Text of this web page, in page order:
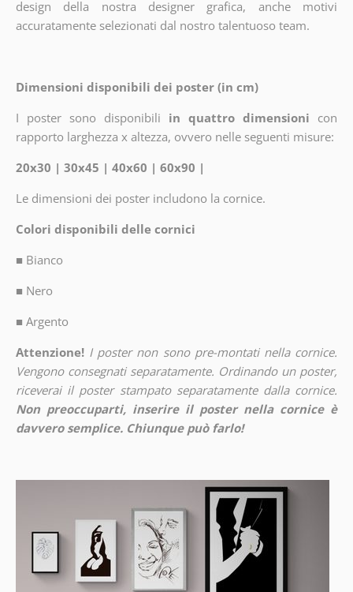
design della nostra designer grafica, anche motivi
accuratamente selezionati dal nostro talentuoso team.
Dimensioni disponibili dei poster (in cm)
I poster sono disponibili in quattro dimensioni con
rapporto larghezza x altezza, ovvero nelle seguenti misure:
20x30 | 30x45 | 40x60 | 60x90 |
Le dimensioni dei poster includono la cornice.
Colori disponibili delle cornici
■ Bianco
■ Nero
■ Argento
Attenzione! I poster non sono pre-montati nella cornice.
Vengono consegnati separatamente. Ordinando un poster,
riceverai il poster stampato separatamente dalla cornice.
Non preoccuparti, inserire il poster nella cornice è
davvero semplice. Chiunque può farlo!